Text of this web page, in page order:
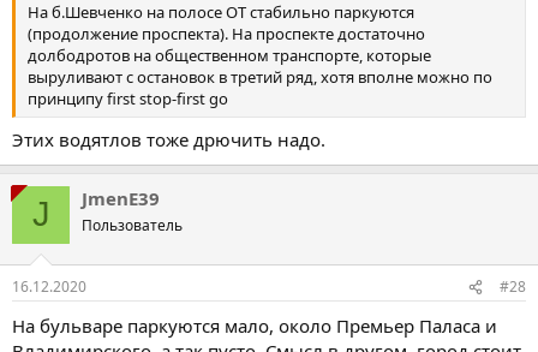
На б.Шевченко на полосе ОТ стабильно паркуются
(продолжение проспекта). На проспекте достаточно
долбодротов на общественном транспорте, которые
выруливают с остановок в третий ряд, хотя вполне можно по
принципу first stop-first go
Этих водятлов тоже дрючить надо.
J JmenE39
Пользователь
16.12.2020 #28
На бульваре паркуются мало, около Премьер Паласа и